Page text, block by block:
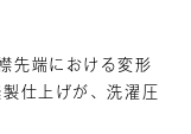
先端における変形
仕上げが、洗濯圧